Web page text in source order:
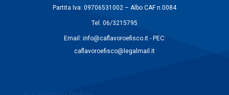
Partita Iva: 09706531002 – Albo CAF n.0084
Tel. 06/3215795
Email: info@caflavoroefisco.it - PEC:
caflavoroefisco@legalmail.it